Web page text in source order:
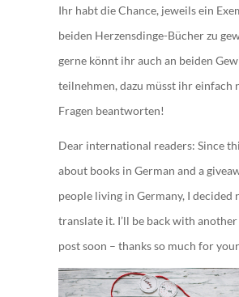
Ihr habt die Chance, jeweils ein
beiden Herzensdinge-Bücher zu
gerne könnt ihr auch an beiden
teilnehmen, dazu müsst ihr einfach
Fragen beantworten!
Dear international readers: Since
about books in German and a
people living in Germany, I decided
translate it. I’ll be back with
post soon – thanks so much for